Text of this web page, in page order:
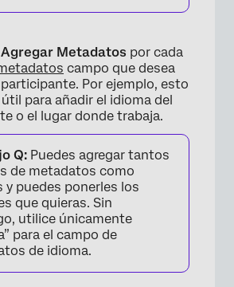
Agregar Metadatos por cada
campo que desea
Por ejemplo, esto
para añadir el idioma del
o el lugar donde trabaja.
Q: Puedes agregar tantos
de metadatos como
y puedes ponerles los
que quieras. Sin
utilice únicamente
para el campo de
de idioma.